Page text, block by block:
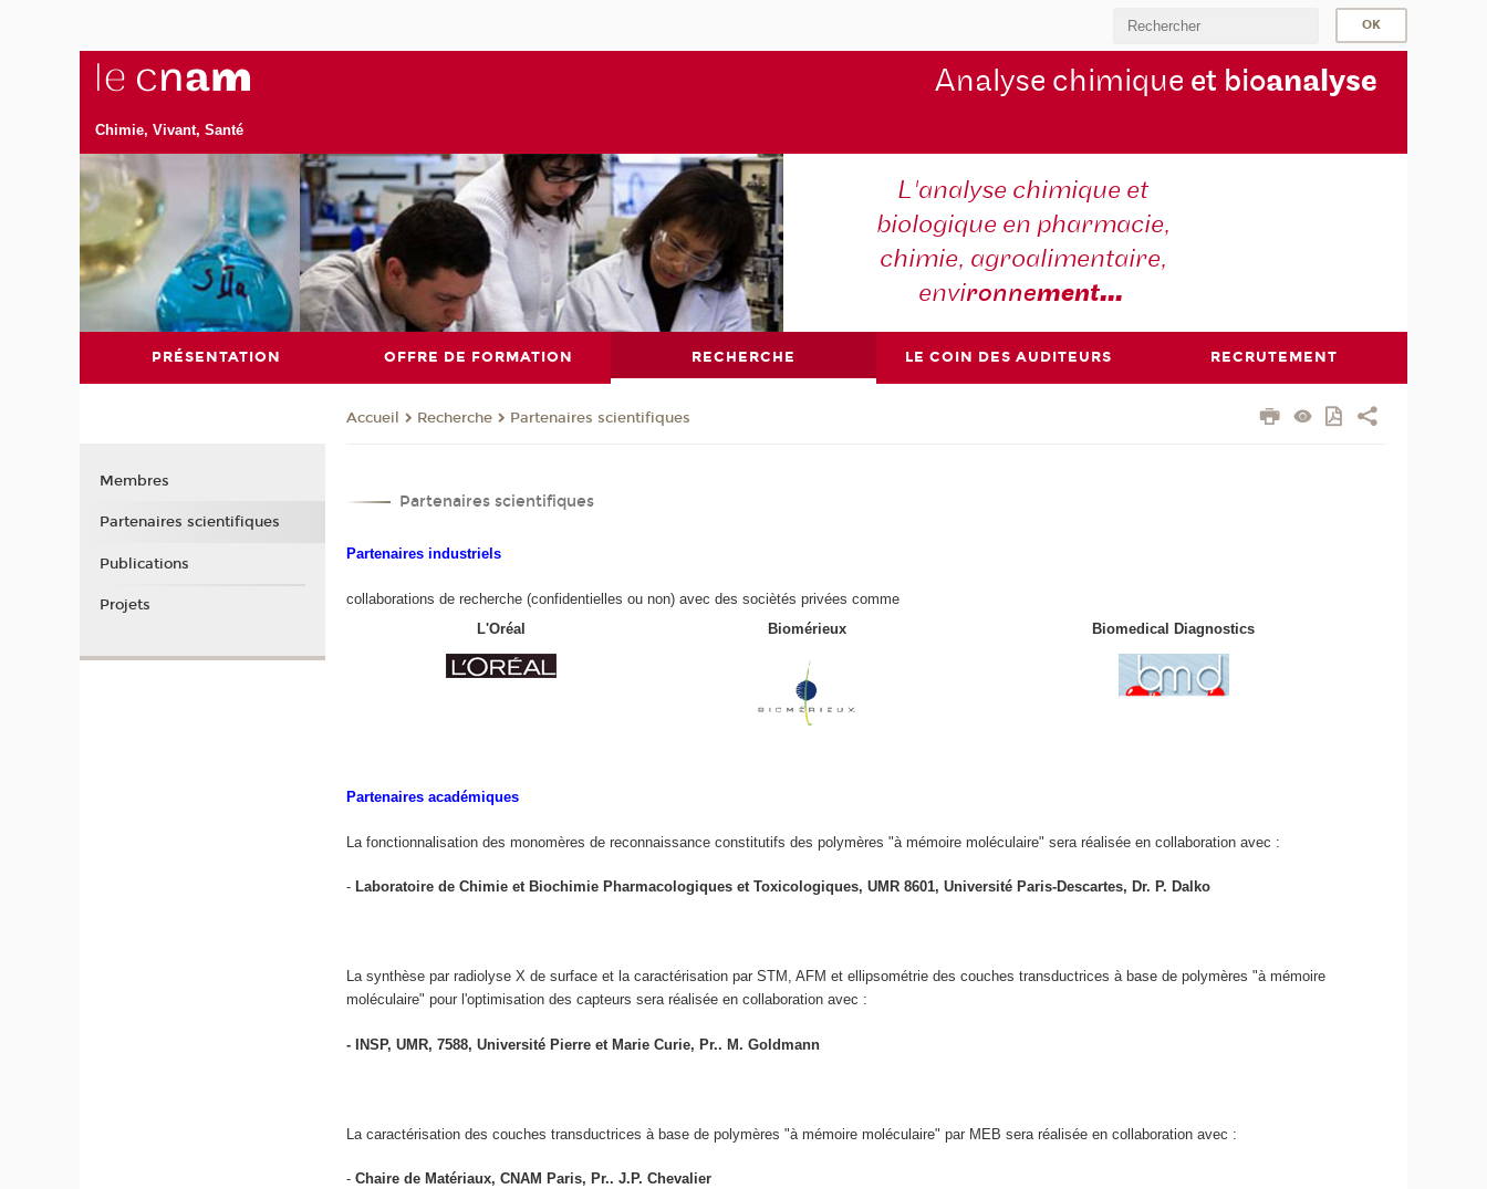
Chimie, Vivant, Santé
Analyse chimique et bioanalyse
L'analyse chimique et
biologique en pharmacie,
chimie, agroalimentaire,
environnement...
PRÉSENTATION OFFRE DE FORMATION RECHERCHE LE COIN DES AUDITEURS RECRUTEMENT
Accueil Recherche Partenaires scientifiques
Partenaires scientifiques
Partenaires industriels
collaborations de recherche (confidentielles ou non) avec des sociètés privées comme
L'Oréal
Biomérieux Biomedical Diagnostics
Partenaires académiques
La fonctionnalisation des monomères de reconnaissance constitutifs des polymères "à mémoire moléculaire" sera réalisée en collaboration avec :
- Laboratoire de Chimie et Biochimie Pharmacologiques et Toxicologiques, UMR 8601, Université Paris-Descartes, Dr. P. Dalko
La synthèse par radiolyse X de surface et la caractérisation par STM, AFM et ellipsométrie des couches transductrices à base de polymères "à mémoire
moléculaire" pour l'optimisation des capteurs sera réalisée en collaboration avec :
- INSP, UMR, 7588, Université Pierre et Marie Curie, Pr.. M. Goldmann
La caractérisation des couches transductrices à base de polymères "à mémoire moléculaire" par MEB sera réalisée en collaboration avec :
-Chaire de Matériaux, CNAM Paris, Pr.. J.P. Chevalier
Membres
Partenaires scientifiques
Publications
Projets